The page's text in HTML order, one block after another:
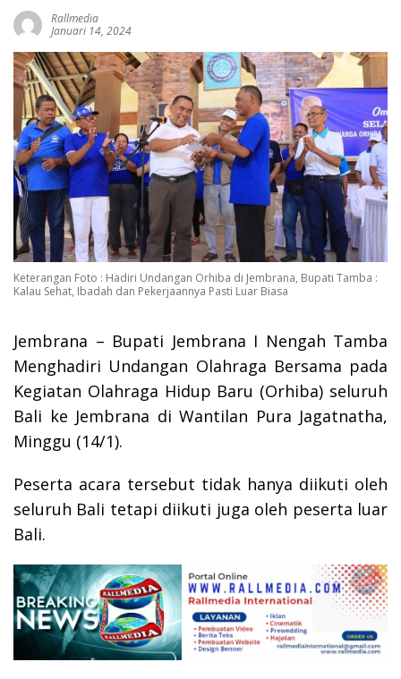
Rallmedia
Januari 14, 2024
Keterangan Foto : Hadiri Undangan Orhiba di Jembrana, Bupati Tamba :
Kalau Sehat, Ibadah dan Pekerjaannya Pasti Luar Biasa
Jembrana – Bupati Jembrana I Nengah Tamba
Menghadiri Undangan Olahraga Bersama pada
Kegiatan Olahraga Hidup Baru (Orhiba) seluruh
Bali ke Jembrana di Wantilan Pura Jagatnatha,
Minggu (14/1).
Peserta acara tersebut tidak hanya diikuti oleh
seluruh Bali tetapi diikuti juga oleh peserta luar
Bali.